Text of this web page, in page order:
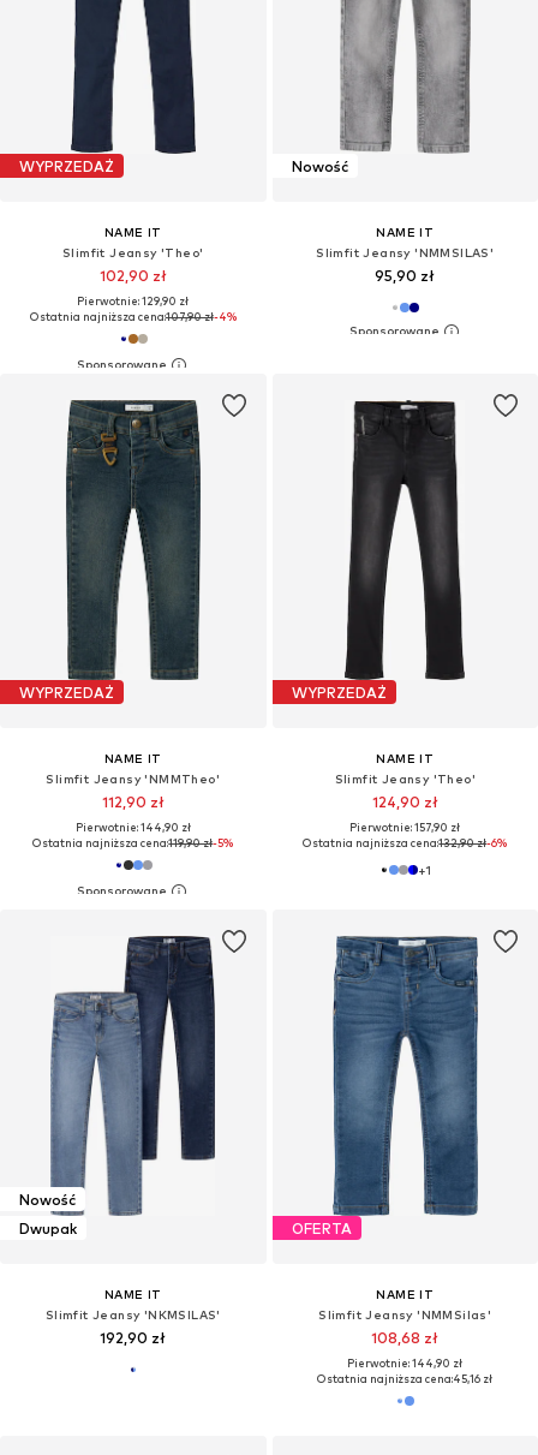
WYPRZEDAŻ
NAME IT
Slimfit Jeansy 'Theo'
102,90 zł
Pierwotnie: 129,90 zł
Ostatnia najniższa cena:107,90 zł-4%
Nowość
NAME IT
Slimfit Jeansy 'NMMSILAS'
95,90 zł
WYPRZEDAŻ
NAME IT
Slimfit Jeansy 'NMMTheo'
112,90 zł
Pierwotnie: 144,90 zł
Ostatnia najniższa cena:119,90 zł-5%
WYPRZEDAŻ
NAME IT
Slimfit Jeansy 'Theo'
124,90 zł
Pierwotnie: 157,90 zł
Ostatnia najniższa cena:132,90 zł-6%
+1
Nowość
Dwupak
NAME IT
Slimfit Jeansy 'NKMSILAS'
192,90 zł
OFERTA
NAME IT
Slimfit Jeansy 'NMMSilas'
108,68 zł
Pierwotnie: 144,90 zł
Ostatnia najniższa cena:45,16 zł